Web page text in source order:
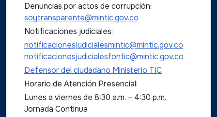
Denuncias por actos de corrupción:
soytransparente@mintic.gov.co
Notificaciones judiciales:
notificacionesjudicialesmintic@mintic.gov.co
notificacionesjudicialesfontic@mintic.gov.co
Defensor del ciudadano Ministerio TIC
Horario de Atención Presencial:
Lunes a viernes de 8:30 a.m. – 4:30 p.m.
Jornada Continua